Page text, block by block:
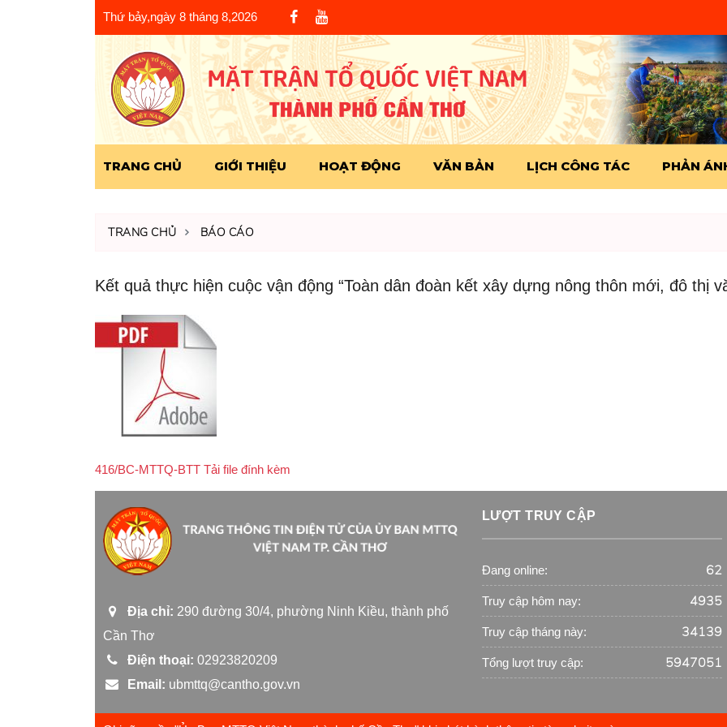
Thứ bảy,ngày 8 tháng 8,2026
TRANG CHỦ GIỚI THIỆU HOẠT ĐỘNG VĂN BẢN LỊCH CÔNG TÁC PHẢN
TRANG CHỦ BÁO CÁO
Kết quả thực hiện cuộc vận động “Toàn dân đoàn kết xây dựng nông thôn mới, đô thị
416/BC-MTTQ-BTT Tải file đính kèm
Địa chỉ: 290 đường 30/4, phường Ninh Kiều, thành phố
Cần Thơ
Điện thoại: 02923820209
Email: ubmttq@cantho.gov.vn
LƯỢT TRUY CẬP
Đang online: 62
Truy cập hôm nay: 4935
Truy cập tháng này: 34139
Tổng lượt truy cập: 5947051